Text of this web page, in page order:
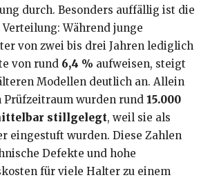
durch. Besonders auffällig ist die
Während junge
von zwei bis drei Jahren lediglich
von rund 6,4 % aufweisen, steigt
Modellen deutlich an. Allein
Prüfzeitraum wurden rund 15.000
stillgelegt, weil sie als
eingestuft wurden. Diese Zahlen
Defekte und hohe
für viele Halter zu einem